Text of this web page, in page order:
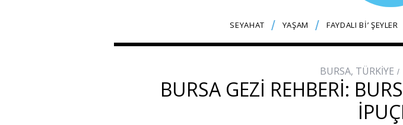
SEYAHAT YAŞAM FAYDALI Bİ’ ŞEYLER
BURSA, TÜRKİYE
BURSA GEZI REHBERI: